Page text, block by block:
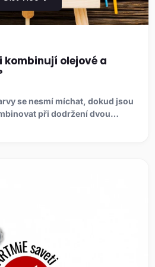
kombinují olejové a
se nesmí míchat, dokud jsou
při dodržení dvou